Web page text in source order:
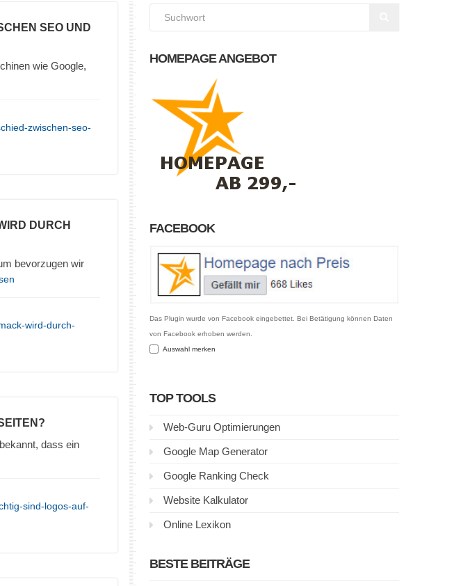
SEO UND
wie Google,
zwischen-seo-
DURCH
bevorzugen wir
wird-durch-
dass ein
sind-logos-auf-
HOMEPAGE ANGEBOT
FACEBOOK
Das Plugin wurde von Facebook eingebettet. Bei Betätigung können Daten
von Facebook erhoben werden.
Auswahl merken
TOP TOOLS
Web-Guru Optimierungen
Google Map Generator
Google Ranking Check
Website Kalkulator
Online Lexikon
BESTE BEITRÄGE